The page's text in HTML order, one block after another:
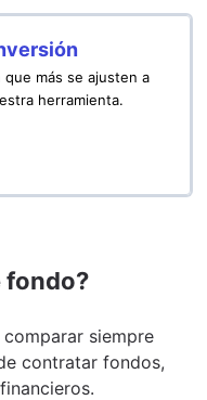
más se ajusten a
herramienta.
fondo?
siempre
contratar fondos,